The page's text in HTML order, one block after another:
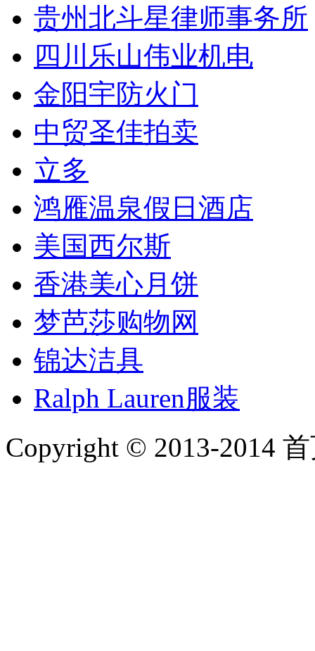
贵州北斗星律师事务所
四川乐山伟业机电
金阳宇防火门
中贸圣佳拍卖
立多
鸿雁温泉假日酒店
美国西尔斯
香港美心月饼
梦芭莎购物网
锦达洁具
Ralph Lauren服装
Copyright © 2013-2014